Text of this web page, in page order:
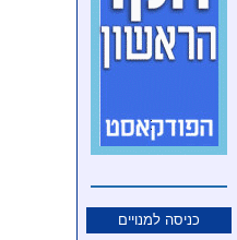
כניסה למנויים